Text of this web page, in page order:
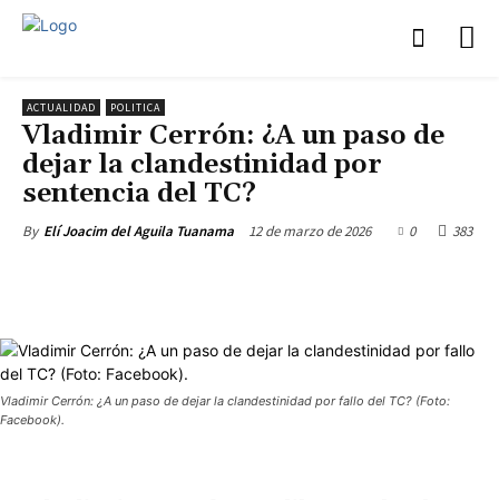
ACTUALIDAD POLITICA
Vladimir Cerrón: ¿A un paso de
dejar la clandestinidad por
sentencia del TC?
By Elí Joacim del Aguila Tuanama 12 de marzo de 2026 0 383
Vladimir Cerrón: ¿A un paso de dejar la clandestinidad por fallo del TC? (Foto:
Facebook).